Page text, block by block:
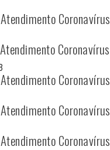
Coronavírus
Coronavírus
Coronavírus
Coronavírus
Coronavírus